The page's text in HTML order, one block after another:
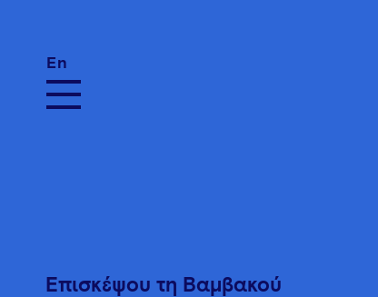
En
Επισκέψου τη Βαμβακού